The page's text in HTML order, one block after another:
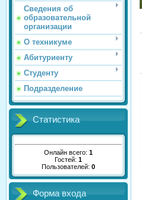
Сведения об
образовательной
организации
О техникуме
Абитуриенту
Студенту
Подразделение
Статистика
Онлайн всего: 1
Гостей: 1
Пользователей: 0
Форма входа